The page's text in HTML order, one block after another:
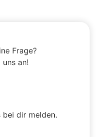
Frage?
uns an!
bei dir melden.